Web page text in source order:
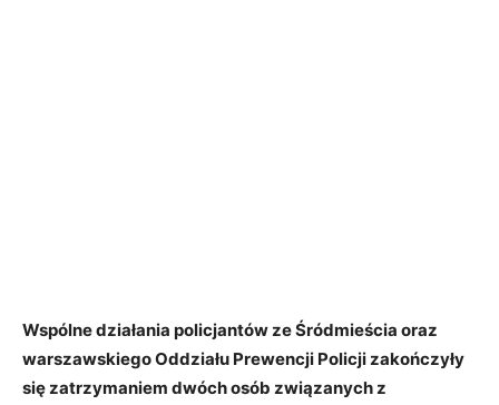
Wspólne działania policjantów ze Śródmieścia oraz
warszawskiego Oddziału Prewencji Policji zakończyły
się zatrzymaniem dwóch osób związanych z